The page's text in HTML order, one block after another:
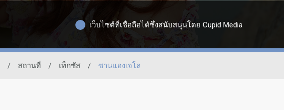
เว็บไซต์ที่เชื่อถือได้ซึ่งสนับสนุนโดย Cupid Media
/ สถานที่ / เท็กซัส / ซานแองเจโล